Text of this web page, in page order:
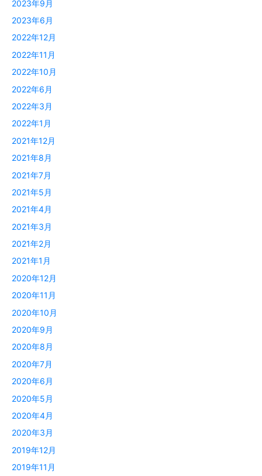
2023年9月
2023年6月
2022年12月
2022年11月
2022年10月
2022年6月
2022年3月
2022年1月
2021年12月
2021年8月
2021年7月
2021年5月
2021年4月
2021年3月
2021年2月
2021年1月
2020年12月
2020年11月
2020年10月
2020年9月
2020年8月
2020年7月
2020年6月
2020年5月
2020年4月
2020年3月
2019年12月
2019年11月